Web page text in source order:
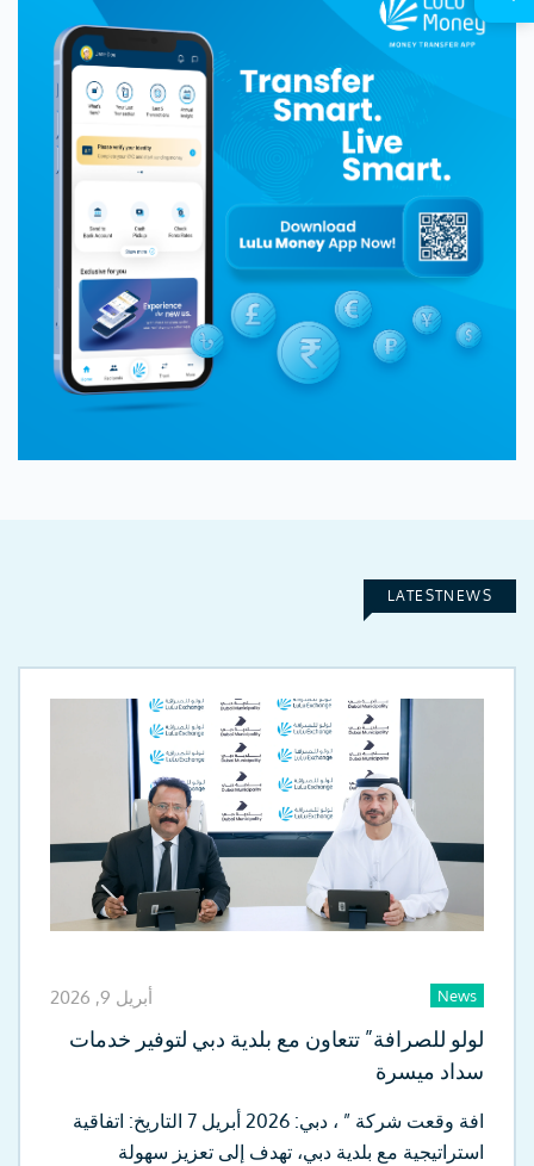
LATESTNEWS
News أبريل 9, 2026
لولو للصرافة” تتعاون مع بلدية دبي لتوفير خدمات
سداد ميسرة
افة وقعت شركة ” ، دبي: 2026 أبريل 7 التاريخ: اتفاقية
استراتيجية مع بلدية دبي، تهدف إلى تعزيز سهولة